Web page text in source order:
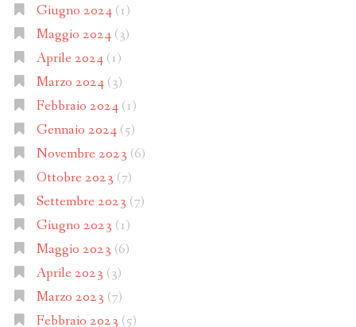
Giugno 2024(1)
Maggio 2024(3)
Aprile 2024(1)
Marzo 2024(3)
Febbraio 2024(1)
Gennaio 2024(5)
Novembre 2023 (6)
Ottobre 2023 (7)
Settembre 2023 (7)
Giugno 2023 (1)
Maggio 2023 (6)
Aprile 2023 (3)
Marzo 2023 (7)
Febbraio 2023 (5)